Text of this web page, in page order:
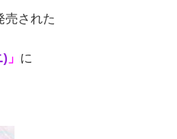
売された
) 」 に